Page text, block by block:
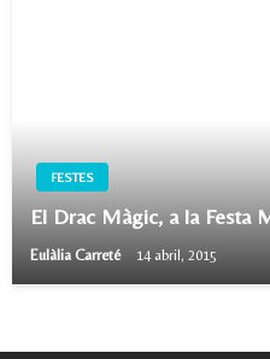
FESTES
El Drac Màgic, a la Festa
Eulàlia Carreté 14 abril, 2015